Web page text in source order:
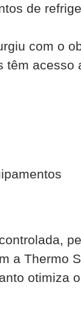
de
com o
têm acesso
a Thermo
otimiza